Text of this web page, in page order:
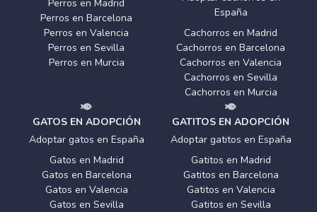
Perros en Madrid
Perros en Barcelona
Perros en Valencia
Perros en Sevilla
Perros en Murcia
España
Cachorros en Madrid
Cachorros en Barcelona
Cachorros en Valencia
Cachorros en Sevilla
Cachorros en Murcia
GATOS EN ADOPCIÓN
Adoptar gatos en España
Gatos en Madrid
Gatos en Barcelona
Gatos en Valencia
Gatos en Sevilla
GATITOS EN ADOPCIÓN
Adoptar gatitos en España
Gatitos en Madrid
Gatitos en Barcelona
Gatitos en Valencia
Gatitos en Sevilla